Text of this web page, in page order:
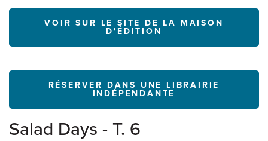
VOIR SUR LE SITE DE LA MAISON
D'ÉDITION
RÉSERVER DANS UNE LIBRAIRIE
INDÉPENDANTE
Salad Days - T. 6